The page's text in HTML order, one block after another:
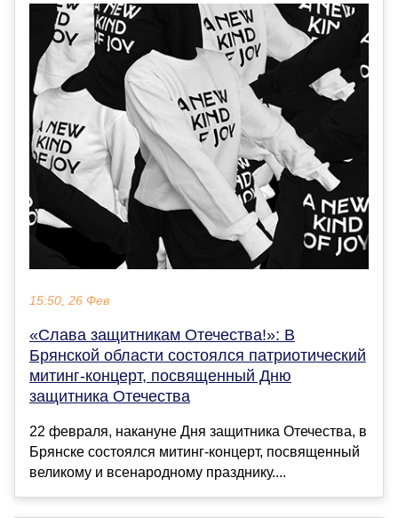
15:50, 26 Фев
«Слава защитникам Отечества!»: В
Брянской области состоялся патриотический
митинг-концерт, посвященный Дню
защитника Отечества
22 февраля, накануне Дня защитника Отечества, в
Брянске состоялся митинг-концерт, посвященный
великому и всенародному празднику....